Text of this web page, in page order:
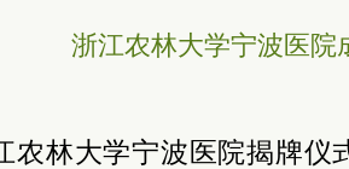
浙江农林大学宁波医院
农林大学宁波医院揭牌仪